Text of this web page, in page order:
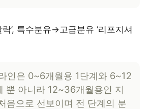
락’, 특수분유→고급분유 ‘리포지셔
인은 0~6개월용 1단계와 6~12
뿐 아니라 12~36개월용인 지
음으로 선보이며 전 단계의 분